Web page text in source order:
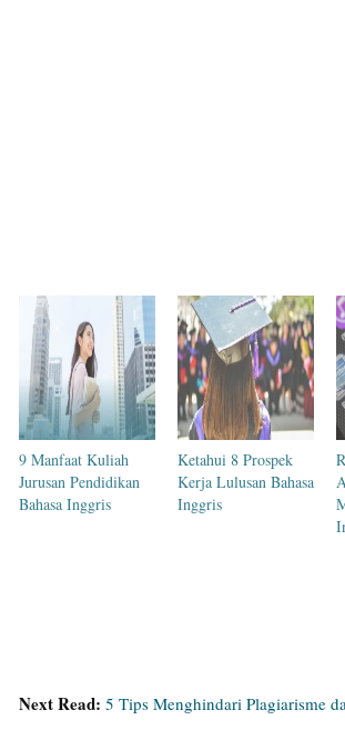
9 Manfaat Kuliah
Jurusan Pendidikan
Bahasa Inggris
Ketahui 8 Prospek
Kerja Lulusan Bahasa
Inggris
Next Read: 5 Tips Menghindari Plagiarisme